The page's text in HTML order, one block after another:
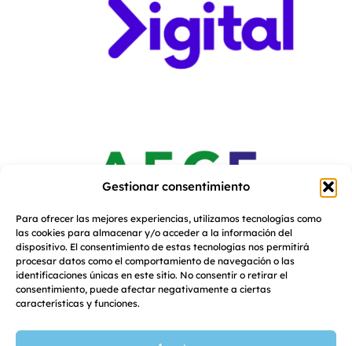
Gestionar consentimiento
Para ofrecer las mejores experiencias, utilizamos tecnologías como
las cookies para almacenar y/o acceder a la información del
dispositivo. El consentimiento de estas tecnologías nos permitirá
procesar datos como el comportamiento de navegación o las
identificaciones únicas en este sitio. No consentir o retirar el
consentimiento, puede afectar negativamente a ciertas
características y funciones.